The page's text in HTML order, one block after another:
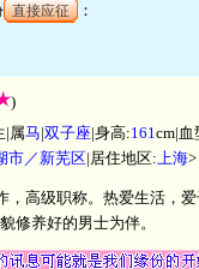
直接应征 ：
)
|属马|双子座|身高:161cm|血
市／新芜区|居住地区:上海>
，高级职称。热爱生活，
修养好的男士为伴。